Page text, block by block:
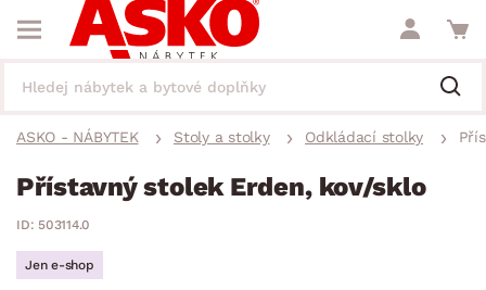
ASKO - NÁBYTEK Stoly a stolky Odkládací stolky
Přístavný stolek Erden, kov/sklo
ID: 503114.0
Jen e-shop